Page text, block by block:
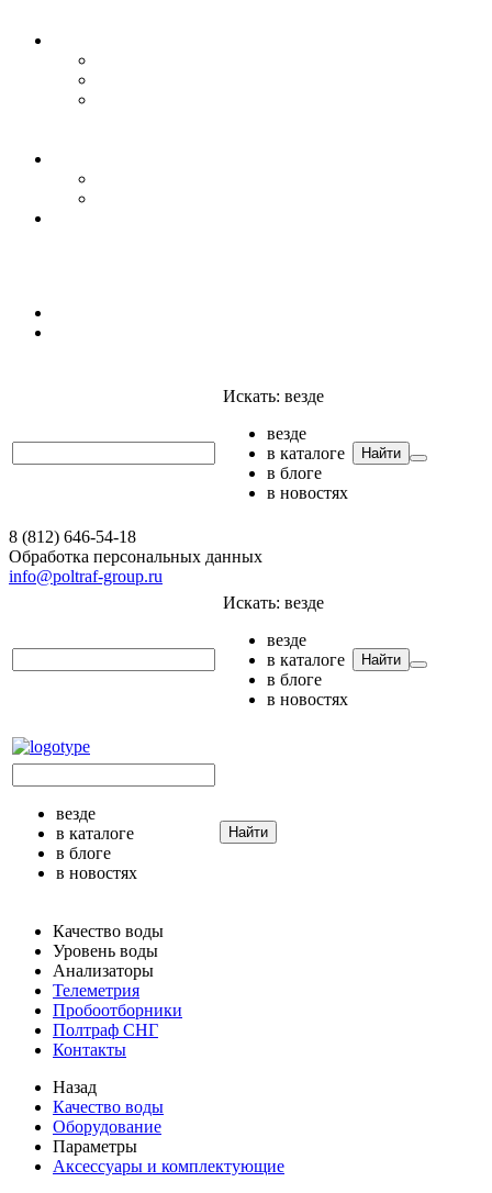
Искать: везде
везде
в каталоге
в блоге
в новостях
Найти
8 (812) 646-54-18
Обработка персональных данных
info@poltraf-group.ru
Искать: везде
везде
в каталоге
в блоге
в новостях
Найти
везде
в каталоге
в блоге
в новостях
Найти
Качество воды
Уровень воды
Анализаторы
Телеметрия
Пробоотборники
Полтраф СНГ
Контакты
Назад
Качество воды
Оборудование
Параметры
Аксессуары и комплектующие